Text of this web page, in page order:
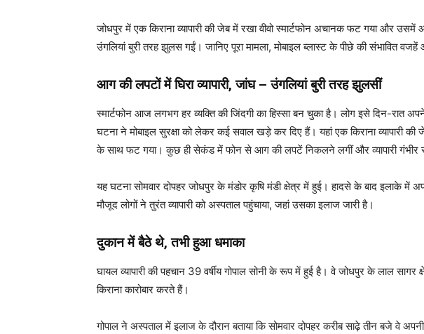
जोधपुर में एक किराना व्यापारी की जेब में रखा वीवो स्मार्टफोन अचानक फट गया और
उंगलियां बुरी तरह झुलस गईं। जानिए पूरा मामला, मोबाइल ब्लास्ट के पीछे की संभावित वजहें
आग की लपटों में घिरा व्यापारी, जांघ – उंगलियां बुरी तरह झुलसीं
स्मार्टफोन आज लगभग हर व्यक्ति की जिंदगी का हिस्सा बन चुका है। लोग इसे दिन-रात
घटना ने मोबाइल सुरक्षा को लेकर कई सवाल खड़े कर दिए हैं। यहां एक किराना व्यापारी
के साथ फट गया। कुछ ही सेकंड में फोन से आग की लपटें निकलने लगीं और व्यापारी
यह घटना सोमवार दोपहर जोधपुर के मंडोर कृषि मंडी क्षेत्र में हुई। हादसे के बाद इलाके में
मौजूद लोगों ने तुरंत व्यापारी को अस्पताल पहुंचाया, जहां उसका इलाज जारी है।
दुकान में बैठे थे, तभी हुआ धमाका
घायल व्यापारी की पहचान 39 वर्षीय गोपाल सोनी के रूप में हुई है। वे जोधपुर के लाल सागर
किराना कारोबार करते हैं।
गोपाल ने अस्पताल में इलाज के दौरान बताया कि सोमवार दोपहर करीब साढ़े तीन बजे वे